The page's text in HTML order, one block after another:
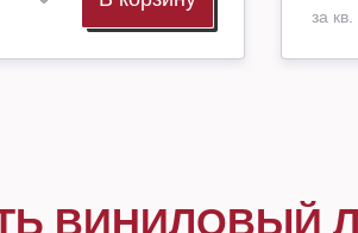
за кв.
ВИНИЛОВЫЙ